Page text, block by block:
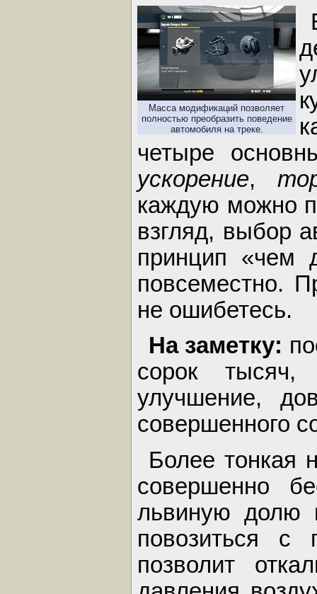
Масса модификаций позволяет
полностью преобразить поведение
автомобиля на треке.
четыре
ускорение,
каждую можно
взгляд, выбор
принцип «чем
повсеместно.
не ошибетесь.
На заметку:
сорок тысяч,
улучшение,
совершенного
Более тонкая
совершенно
львиную долю
повозиться с
позволит